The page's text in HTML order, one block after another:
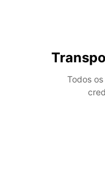
Todos